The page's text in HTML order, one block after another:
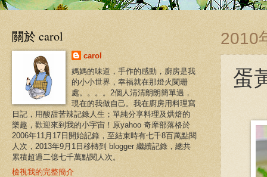
2010
蛋
關於 carol
carol
媽媽的味道，手作的感動，廚房是我
的小小世界，幸福就在那燈火闌珊
處。。。。2個人清清朗朗簡單過，
現在的我做自己。我在廚房用料理寫
日記，用酸甜苦辣記錄人生；單純分享料理及烘焙的
樂趣，歡迎來到我的小宇宙！原yahoo 奇摩部落格於
2006年11月17日開始記錄，至結束時有七千8百萬點閱
人次，2013年9月1日移轉到 blogger 繼續記錄，總共
累積超過二億七千萬點閱人次。
檢視我的完整簡介